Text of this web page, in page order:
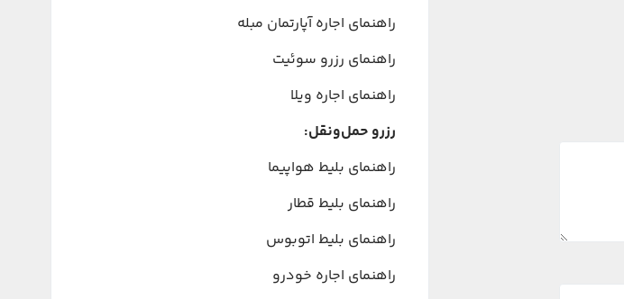
راهنمای اجاره آپارتمان مبله
راهنمای رزرو سوئیت
راهنمای اجاره ویلا
رزرو حمل‌ونقل:
راهنمای بلیط هواپیما
راهنمای بلیط قطار
راهنمای بلیط اتوبوس
راهنمای اجاره خودرو